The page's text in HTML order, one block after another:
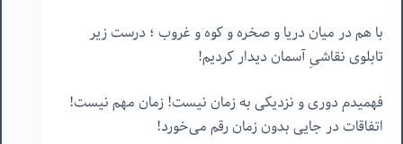
با هم در میان دریا و صخره و کوه و غروب ؛ درست زیر
تابلوی نقاشیِ آسمان دیدار کردیم!
فهمیدم دوری و نزدیکی به زمان نیست! زمان مهم نیست!
اتفاقات در جایی بدون زمان رقم می‌خورد!